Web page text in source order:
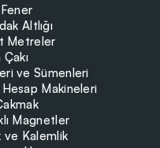
Altlığı
Metreler
ve Sümenleri
Makineleri
Magnetler
ve Kalemlik